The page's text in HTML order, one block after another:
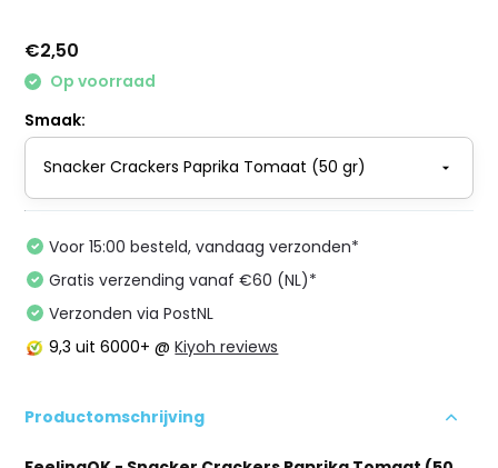
€2,50
Op voorraad
Smaak:
Voor 15:00 besteld, vandaag verzonden*
Gratis verzending vanaf €60 (NL)*
Verzonden via PostNL
9,3 uit 6000+ @Kiyoh reviews
Productomschrijving